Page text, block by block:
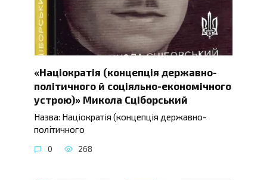
«Націократія (концепція державно-
політичного й соціяльно-економічного
устрою)» Микола Сціборський
Назва: Націократія (концепція державно-
політичного
0 268